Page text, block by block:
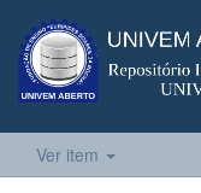
Ver item